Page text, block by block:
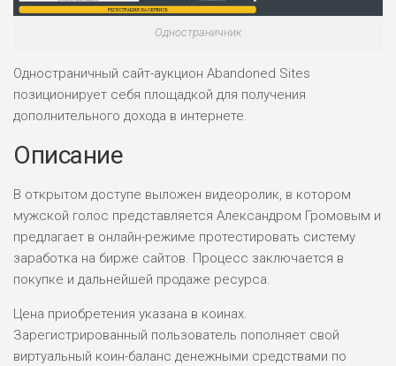
Одностраничник
Одностраничный сайт-аукцион Abandoned Sites
позиционирует себя площадкой для получения
дополнительного дохода в интернете.
Описание
В открытом доступе выложен видеоролик, в котором
мужской голос представляется Александром Громовым и
предлагает в онлайн-режиме протестировать систему
заработка на бирже сайтов. Процесс заключается в
покупке и дальнейшей продаже ресурса.
Цена приобретения указана в коинах.
Зарегистрированный пользователь пополняет свой
виртуальный коин-баланс денежными средствами по